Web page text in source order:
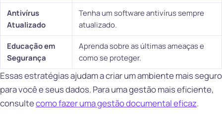
Antivírus
Atualizado
Tenha um software antivírus sempre
atualizado.
Educação em
Segurança
Aprenda sobre as últimas ameaças e
como se proteger.
Essas estratégias ajudam a criar um ambiente mais seguro
para você e seus dados. Para uma gestão mais eficiente,
consultecomo fazer uma gestão documental eficaz.